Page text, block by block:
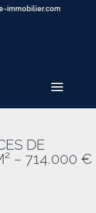
immobilier.com
DE
– 714.000 €